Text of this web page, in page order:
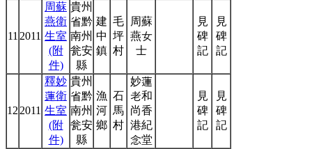
112011
周蘇
燕衛
生室
(附
件)
貴州
省黔
南州
瓮安
縣
建
中
鎮
毛
坪
村
周蘇
燕女
士
見
碑
記
見
碑
記
122011
釋妙
蓮衛
生室
(附
件)
貴州
省黔
南州
瓮安
縣
漁
河
鄉
石
馬
村
妙蓮
老和
尚香
港紀
念堂
見
碑
記
見
碑
記